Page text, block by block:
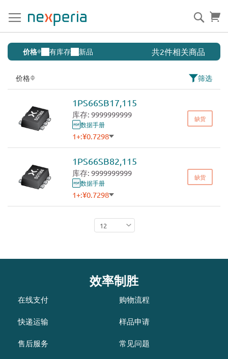
到
内
容
搜
索
低
电
容
肖
基
极
价格 有库存 新品 共2件相关商品
价格 筛选
1PS66SB17,115
库存: 9999999999
数据手册
1+:¥0.7298
500+:¥0.6635
3000+: ¥0.6018
缺货
1PS66SB82,115
库存: 9999999999
数据手册
1+:¥0.7298
500+:¥0.6635
¥0.6018
缺货
效率制胜
在线支付
快递运输
售后服务
购物流程
样品申请
常见问题